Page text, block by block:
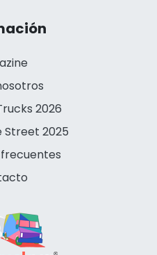
2026
Street 2025